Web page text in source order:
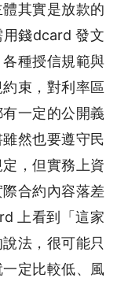
其實是放款的
錢dcard 發文
種授信規範與
束，對利率區
一定的公開義
然也要遵守民
，但實務上資
合約內容落差
上看到「這家
法，很可能只
定比較低、風